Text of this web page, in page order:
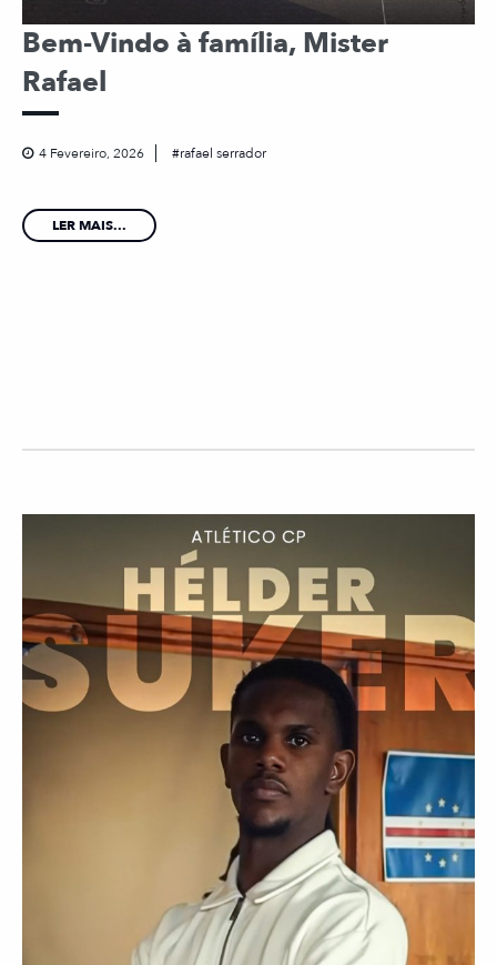
Bem-Vindo à família, Mister
Rafael
4 Fevereiro, 2026 rafael serrador
LER MAIS...